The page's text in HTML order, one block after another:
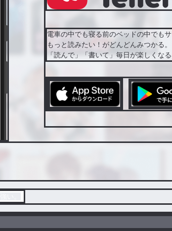
電車の中でも寝る前のベッドの中でも
もっと読みたい！がどんどんみつかる。
「読んで」「書いて」毎日が楽しくな